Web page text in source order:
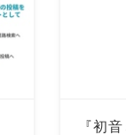
『初